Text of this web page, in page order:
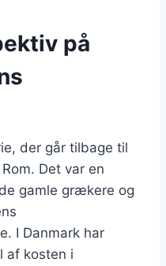
på
der går tilbage til
Det var en
gamle grækere og
I Danmark har
af kosten i